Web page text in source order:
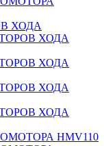
ХОДА
ХОДА
ХОДА
ХОДА
ХОДА
HMV110